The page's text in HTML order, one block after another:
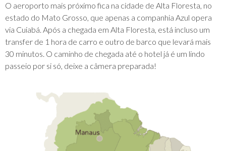
O aeroporto mais próximo fica na cidade de Alta Floresta, no
estado do Mato Grosso, que apenas a companhia Azul opera
via Cuiabá. Após a chegada em Alta Floresta, está incluso um
transfer de 1 hora de carro e outro de barco que levará mais
30 minutos. O caminho de chegada até o hotel já é um lindo
passeio por si só, deixe a câmera preparada!